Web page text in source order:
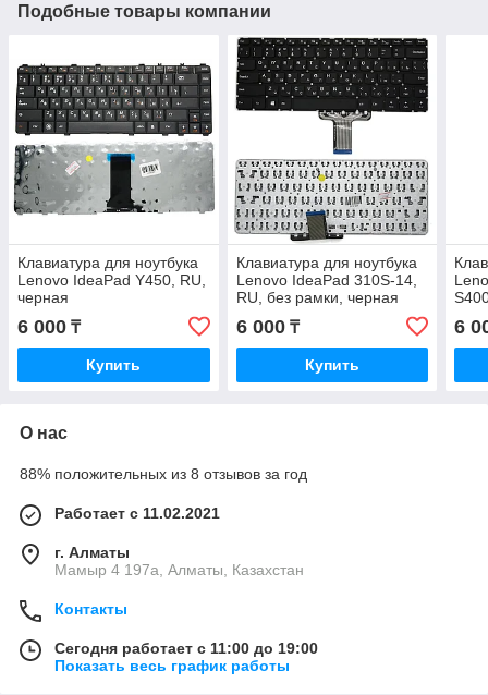
Подобные товары компании
Клавиатура для ноутбука
Lenovo IdeaPad Y450, RU,
черная
6 000 ₸
Купить
Клавиатура для ноутбука
Lenovo IdeaPad 310S-14,
RU, без рамки, черная
6 000₸
Купить
6
О нас
88% положительных из 8 отзывов за год
Работает с 11.02.2021
г. Алматы
Мамыр 4 197а, Алматы, Казахстан
Контакты
Сегодня работает с 11:00 до 19:00
Показать весь график работы